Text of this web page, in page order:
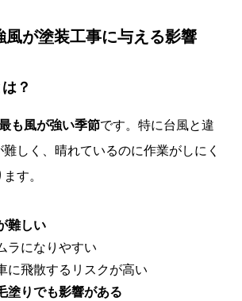
風が塗装工事に与える影響
？
も風が強い季節です。特に台風と違
しく、晴れているのに作業がしにく
す。
難しい
ラになりやすい
に飛散するリスクが高い
塗りでも影響がある